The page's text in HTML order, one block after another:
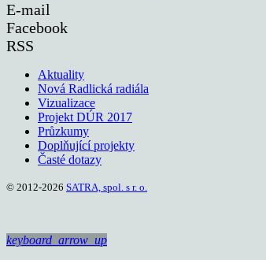
E-mail
Facebook
RSS
Aktuality
Nová Radlická radiála
Vizualizace
Projekt DÚR 2017
Průzkumy
Doplňující projekty
Časté dotazy
© 2012-2026 SATRA, spol. s r. o.
keyboard_arrow_up